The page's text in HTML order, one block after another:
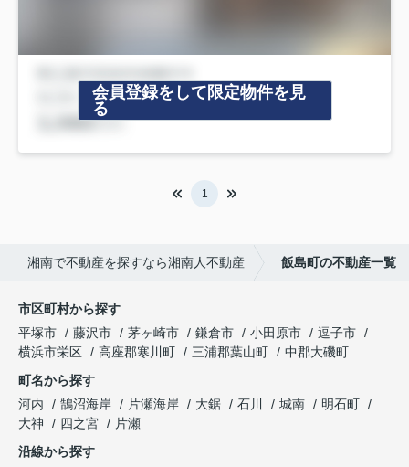
会員登録をして限定物件を見
る
1
湘南で不動産を探すなら湘南人不動産 飯島町の不動産一覧
市区町村から探す
平塚市
藤沢市 茅ヶ崎市 鎌倉市 小田原市
逗子市
横浜市栄区
高座郡寒川町 三浦郡葉山町
中郡大磯町
町名から探す
河内
鵠沼海岸 片瀬海岸 大鋸 石川 城南
明石町
大神
四之宮
片瀬
沿線から探す